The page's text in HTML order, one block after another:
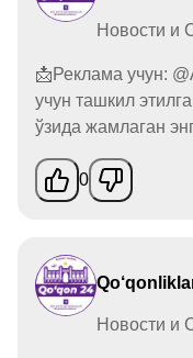
Новости и
📩Реклама учун:
учун ташкил
ўзида жамлаган
0
Новости и